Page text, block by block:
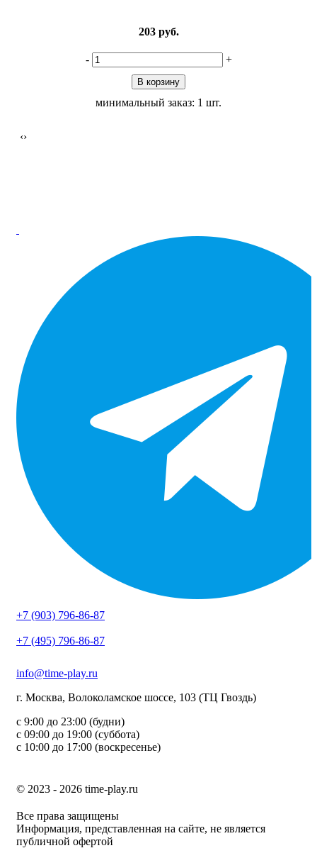
203 руб.
- +
В корзину
минимальный заказ: 1 шт.
‹›
© 2023 - 2026 time-play.ru
Все права защищены
Информация, представленная на сайте, не является
публичной офертой
+7 (903) 796-86-87
+7 (495) 796-86-87
info@time-play.ru
г. Москва, Волоколамское шоссе, 103 (ТЦ Гвоздь)
с 9:00 до 23:00 (будни)
с 09:00 до 19:00 (суббота)
с 10:00 до 17:00 (воскресенье)